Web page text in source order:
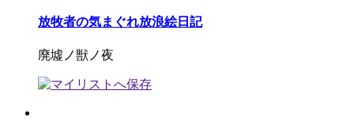
放牧者の気まぐれ放浪絵日記
廃墟ノ獣ノ夜